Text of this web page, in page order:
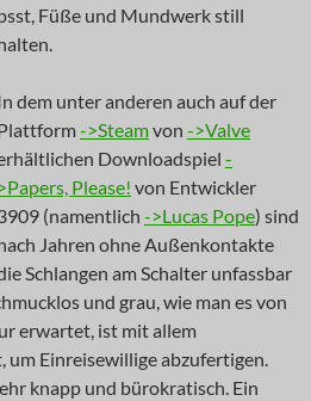
Füße und Mundwerk still
dem unter anderen auch auf der
->Steamvon ->Valve
Downloadspiel -
>Papers, Please! von Entwickler
(namentlich ->Lucas Pope) sind
Jahren ohne Außenkontakte
Schlangen am Schalter unfassbar
und grau, wie man es von
erwartet, ist mit allem
um Einreisewillige abzufertigen.
knapp und bürokratisch. Ein